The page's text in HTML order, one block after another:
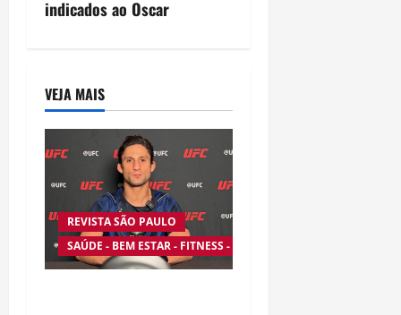
a
i
g
a
t
i
indicados ao Oscar
VEJA MAIS
REVISTA SÃO PAULO
SAÚDE - BEM ESTAR - FITNESS - ESPORTE